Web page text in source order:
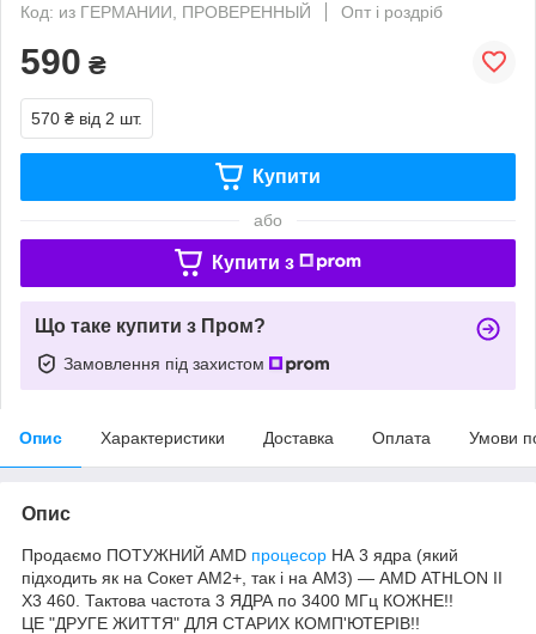
Код: из ГЕРМАНИИ, ПРОВЕРЕННЫЙ
Опт і роздріб
590 ₴
570 ₴ від 2 шт.
Купити
або
Купити з
Що таке купити з Пром?
Замовлення під захистом
Опис Характеристики Доставка Оплата Умови
Опис
Продаємо ПОТУЖНИЙ AMD процесор НА 3 ядра (який
підходить як на Сокет AM2+, так і на AM3) — AMD ATHLON II
X3 460. Тактова частота 3 ЯДРА по 3400 МГц КОЖНЕ!!
ЦЕ "ДРУГЕ ЖИТТЯ" ДЛЯ СТАРИХ КОМП'ЮТЕРІВ!!